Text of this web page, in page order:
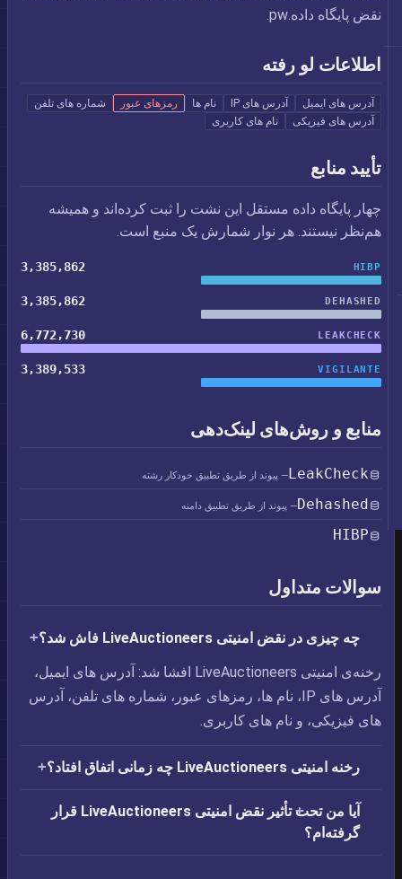
نقض پایگاه داده.pw.
اطلاعات لو رفته
آدرس های ایمیل آدرس های IP نام ها رمزهای عبور
شماره های تلفن
آدرس های فیزیکی
نام های کاربری
تأیید منابع
چهار پایگاه داده مستقل این نشت را ثبت کرده‌اند و همیشه
هم‌نظر نیستند. هر نوار شمارش یک منبع است.
HIBP
3,385,862
DEHASHED
3,385,862
LEAKCHECK
6,772,730
VIGILANTE
3,389,533
منابع و روش‌های لینک‌دهی
LeakCheck— پیوند از طریق تطبیق خودکار رشته
Dehashed— پیوند از طریق تطبیق دامنه
HIBP
سوالات متداول
چه چیزی در نقض امنیتی LiveAuctioneers فاش شد؟
رخنه‌ی امنیتی LiveAuctioneers افشا شد: آدرس های ایمیل،‏
آدرس های IP،‏ نام ها،‏ رمزهای عبور،‏ شماره های تلفن،‏ آدرس
های فیزیکی، و نام های کاربری.
رخنه امنیتی LiveAuctioneers چه زمانی اتفاق افتاد؟
آیا من تحت تأثیر نقض امنیتی LiveAuctioneers قرار
گرفته‌ام؟